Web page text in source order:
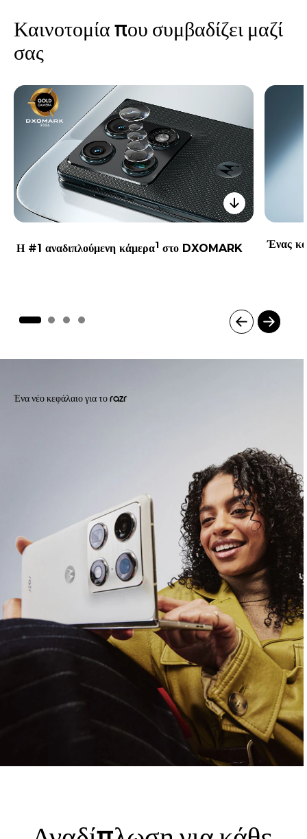
Καινοτομία που συμβαδίζει μαζί
σας
Η #1 αναδιπλούμενη κάμερα1 στο DXOMARK Ένας
1
o
Ένα νέο κεφάλαιο για το razr